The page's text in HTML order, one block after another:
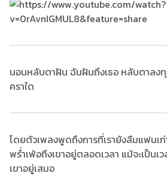
นอนหลับตาฝัน ฉันฝันถึงเธอ หลับตาลงทุ
คราใด
โดยตัวเพลงพูดถึงการที่เรายังลืมแฟนเก่
พร่ำเพ้อถึงเขาอยู่ตลอดเวลา แม้จะเป็นเ
เขาอยู่เสมอ